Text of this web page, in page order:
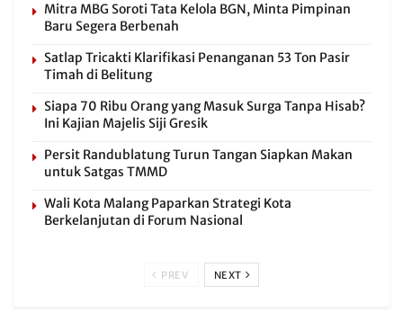
Mitra MBG Soroti Tata Kelola BGN, Minta Pimpinan
Baru Segera Berbenah
Satlap Tricakti Klarifikasi Penanganan 53 Ton Pasir
Timah di Belitung
Siapa 70 Ribu Orang yang Masuk Surga Tanpa Hisab?
Ini Kajian Majelis Siji Gresik
Persit Randublatung Turun Tangan Siapkan Makan
untuk Satgas TMMD
Wali Kota Malang Paparkan Strategi Kota
Berkelanjutan di Forum Nasional
PREV NEXT